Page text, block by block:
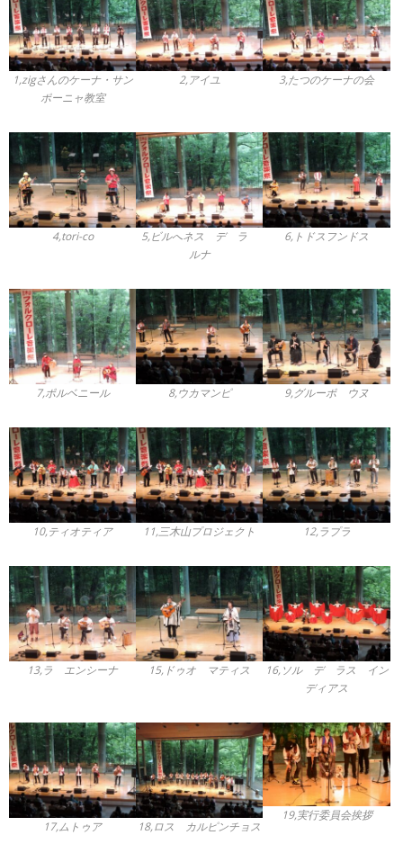
1,zigさんのケーナ・サン
ポーニャ教室
2,アイユ 3,たつのケーナの会
4,tori-co
5,ビルへネス デ ラ
ルナ
6,トドスフンドス
7,ポルベニール 8,ウカマンピ 9,グルーポ ウヌ
10,ティオティア 11,三木山プロジェクト 12,ラプラ
13,ラ エンシーナ 15,ドゥオ マティス
16,ソル デ ラス イン
ディアス
17,ムトゥア 18,ロス カルピンチョス
19,実行委員会挨拶